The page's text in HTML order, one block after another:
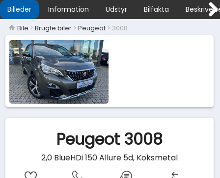
Billeder Information Udstyr Bilfakta
Bile > Brugte biler > Peugeot > 3008
Peugeot 3008
2,0 BlueHDi 150 Allure 5d, Koksmetal